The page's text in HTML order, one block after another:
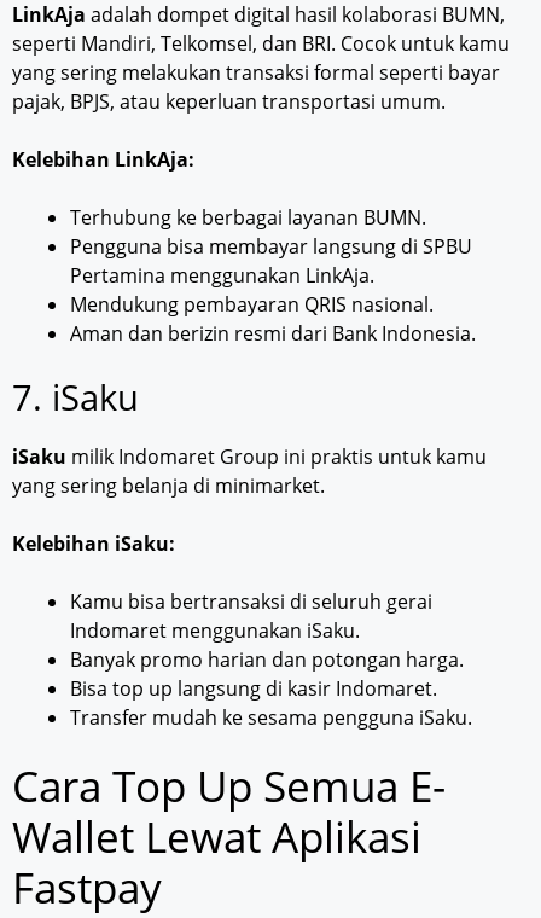
LinkAja adalah dompet digital hasil kolaborasi BUMN,
seperti Mandiri, Telkomsel, dan BRI. Cocok untuk kamu
yang sering melakukan transaksi formal seperti bayar
pajak, BPJS, atau keperluan transportasi umum.
Kelebihan LinkAja:
Terhubung ke berbagai layanan BUMN.
Pengguna bisa membayar langsung di SPBU
Pertamina menggunakan LinkAja.
Mendukung pembayaran QRIS nasional.
Aman dan berizin resmi dari Bank Indonesia.
7. iSaku
iSaku milik Indomaret Group ini praktis untuk kamu
yang sering belanja di minimarket.
Kelebihan iSaku:
Kamu bisa bertransaksi di seluruh gerai
Indomaret menggunakan iSaku.
Banyak promo harian dan potongan harga.
Bisa top up langsung di kasir Indomaret.
Transfer mudah ke sesama pengguna iSaku.
Cara Top Up Semua E-
Wallet Lewat Aplikasi
Fastpay